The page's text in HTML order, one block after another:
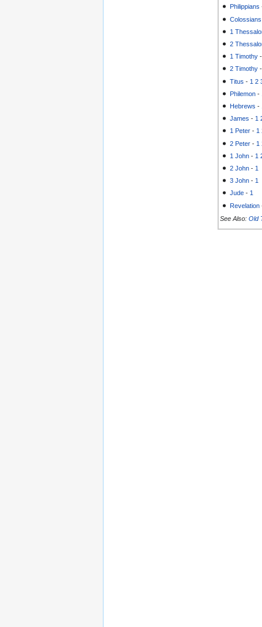
Philippians
Colossians
1
2
1 Timothy
2 Timothy
Titus - 1 2
Philemon -
Hebrews -
James - 1
1 Peter - 1
2 Peter - 1
1 John - 1
2 John - 1
3 John - 1
Jude - 1
Revelation
See Also: Old